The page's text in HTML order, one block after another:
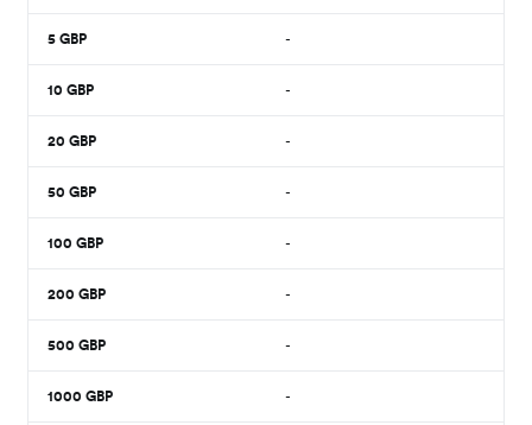
5 GBP -
10 GBP -
20 GBP -
50 GBP -
100 GBP -
200 GBP -
500 GBP -
1000 GBP -